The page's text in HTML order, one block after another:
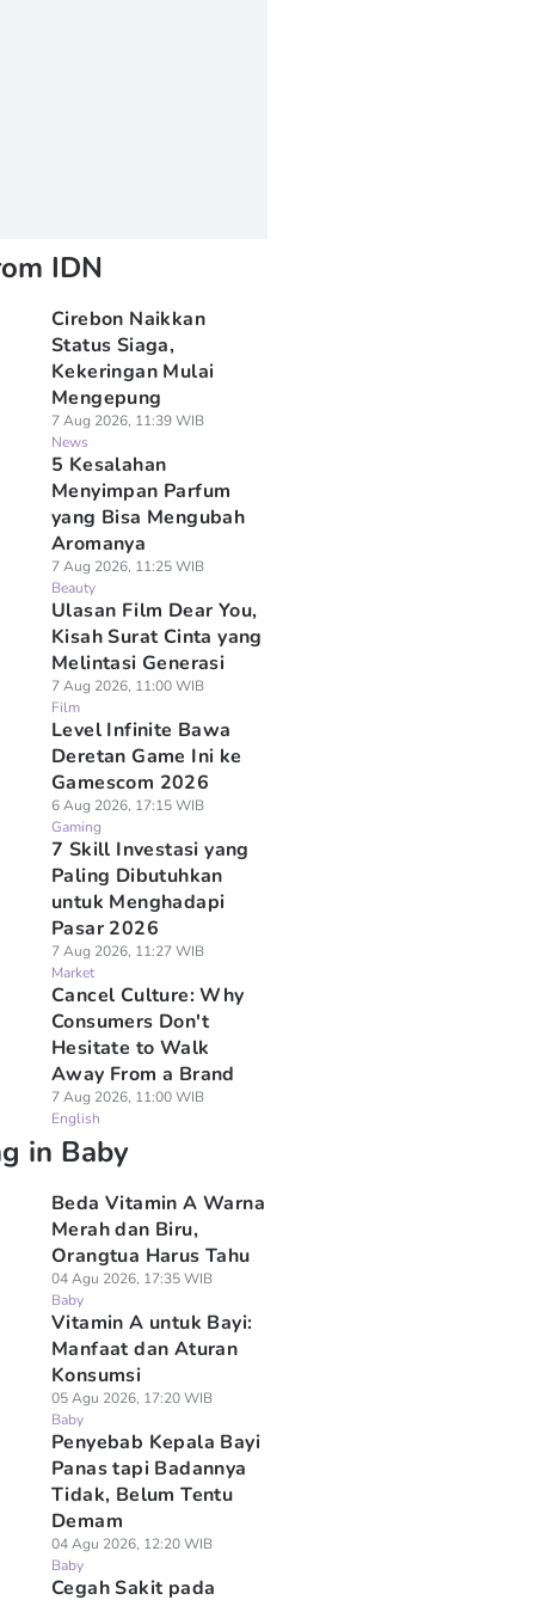
IDN
Cirebon Naikkan
Status Siaga,
Kekeringan Mulai
Mengepung
7 Aug 2026, 11:39 WIB
News
5 Kesalahan
Menyimpan Parfum
yang Bisa Mengubah
Aromanya
7 Aug 2026, 11:25 WIB
Beauty
Ulasan Film Dear You,
Kisah Surat Cinta yang
Melintasi Generasi
7 Aug 2026, 11:00 WIB
Film
Level Infinite Bawa
Deretan Game Ini ke
Gamescom 2026
6 Aug 2026, 17:15 WIB
Gaming
7 Skill Investasi yang
Paling Dibutuhkan
untuk Menghadapi
Pasar 2026
7 Aug 2026, 11:27 WIB
Market
Cancel Culture: Why
Consumers Don't
Hesitate to Walk
Away From a Brand
7 Aug 2026, 11:00 WIB
English
in Baby
Beda Vitamin A Warna
Merah dan Biru,
Orangtua Harus Tahu
04 Agu 2026, 17:35 WIB
Baby
Vitamin A untuk Bayi:
Manfaat dan Aturan
Konsumsi
05 Agu 2026, 17:20 WIB
Baby
Penyebab Kepala Bayi
Panas tapi Badannya
Tidak, Belum Tentu
Demam
04 Agu 2026, 12:20 WIB
Baby
Cegah Sakit pada